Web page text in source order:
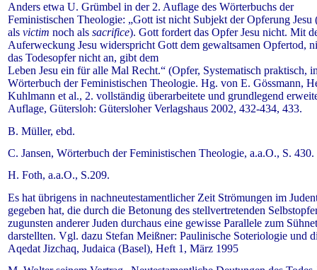
Anders etwa U. Grümbel in der 2. Auflage des Wörterbuchs der
Feministischen Theologie: „Gott ist nicht Subjekt der Opferung Jesu
als victim noch als sacrifice). Gott fordert das Opfer Jesu nicht. Mit
Auferweckung Jesu widerspricht Gott dem gewaltsamen Opfertod,
das Todesopfer nicht an, gibt dem
Leben Jesu ein für alle Mal Recht.“ (Opfer, Systematisch praktisch,
Wörterbuch der Feministischen Theologie. Hg. von E. Gössmann,
Kuhlmann et al., 2. vollständig überarbeitete und grundlegend
Auflage, Gütersloh: Gütersloher Verlagshaus 2002, 432-434, 433.
B. Müller, ebd.
C. Jansen, Wörterbuch der Feministischen Theologie, a.a.O., S. 430.
H. Foth, a.a.O., S.209.
Es hat übrigens in nachneutestamentlicher Zeit Strömungen im
gegeben hat, die durch die Betonung des stellvertretenden
zugunsten anderer Juden durchaus eine gewisse Parallele zum
darstellten. Vgl. dazu Stefan Meißner: Paulinische Soteriologie und
Aqedat Jizchaq, Judaica (Basel), Heft 1, März 1995